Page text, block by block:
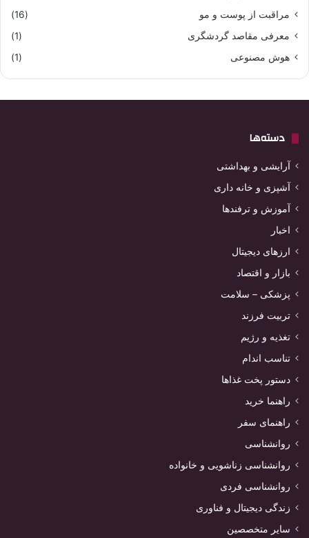
مراقبت از پوست و مو
(16)
معرفی مقاصد گردشگری
(1)
هوش مصنوعی
(1)
دسته‌ها
آرایشی و بهداشتی
آشپزی و خانه داری
آموزش و ترفندها
اخبار
ارزهای دیجیتال
بازار و اقتصاد
پزشکی – سلامت
تربیت فرزند
تغذیه و رژیم
تناسب اندام
دستور پخت غذاها
راهنما خرید
راهنمای سفر
روانشناسی
روانشناسی زناشویی و خانواده
روانشناسی فردی
زندگی دیجیتال و فناوری
سایر متخصصین